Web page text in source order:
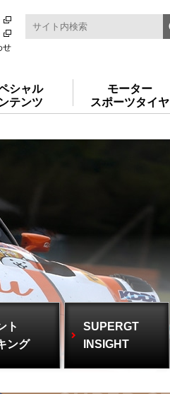
せ
シャル
テンツ
モーター
スポーツタイヤ
ト
ング
SUPERGT
INSIGHT